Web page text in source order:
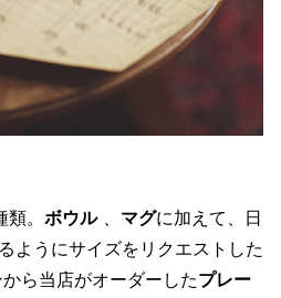
。 ボウル、 マグに加えて、日
ようにサイズをリクエストした
ら当店がオーダーしたプレー